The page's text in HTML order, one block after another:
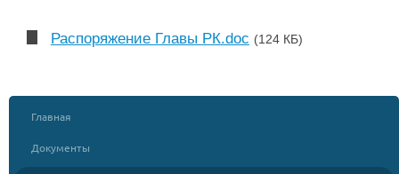
Распоряжение Главы РК.doc (124 КБ)
Главная
Документы